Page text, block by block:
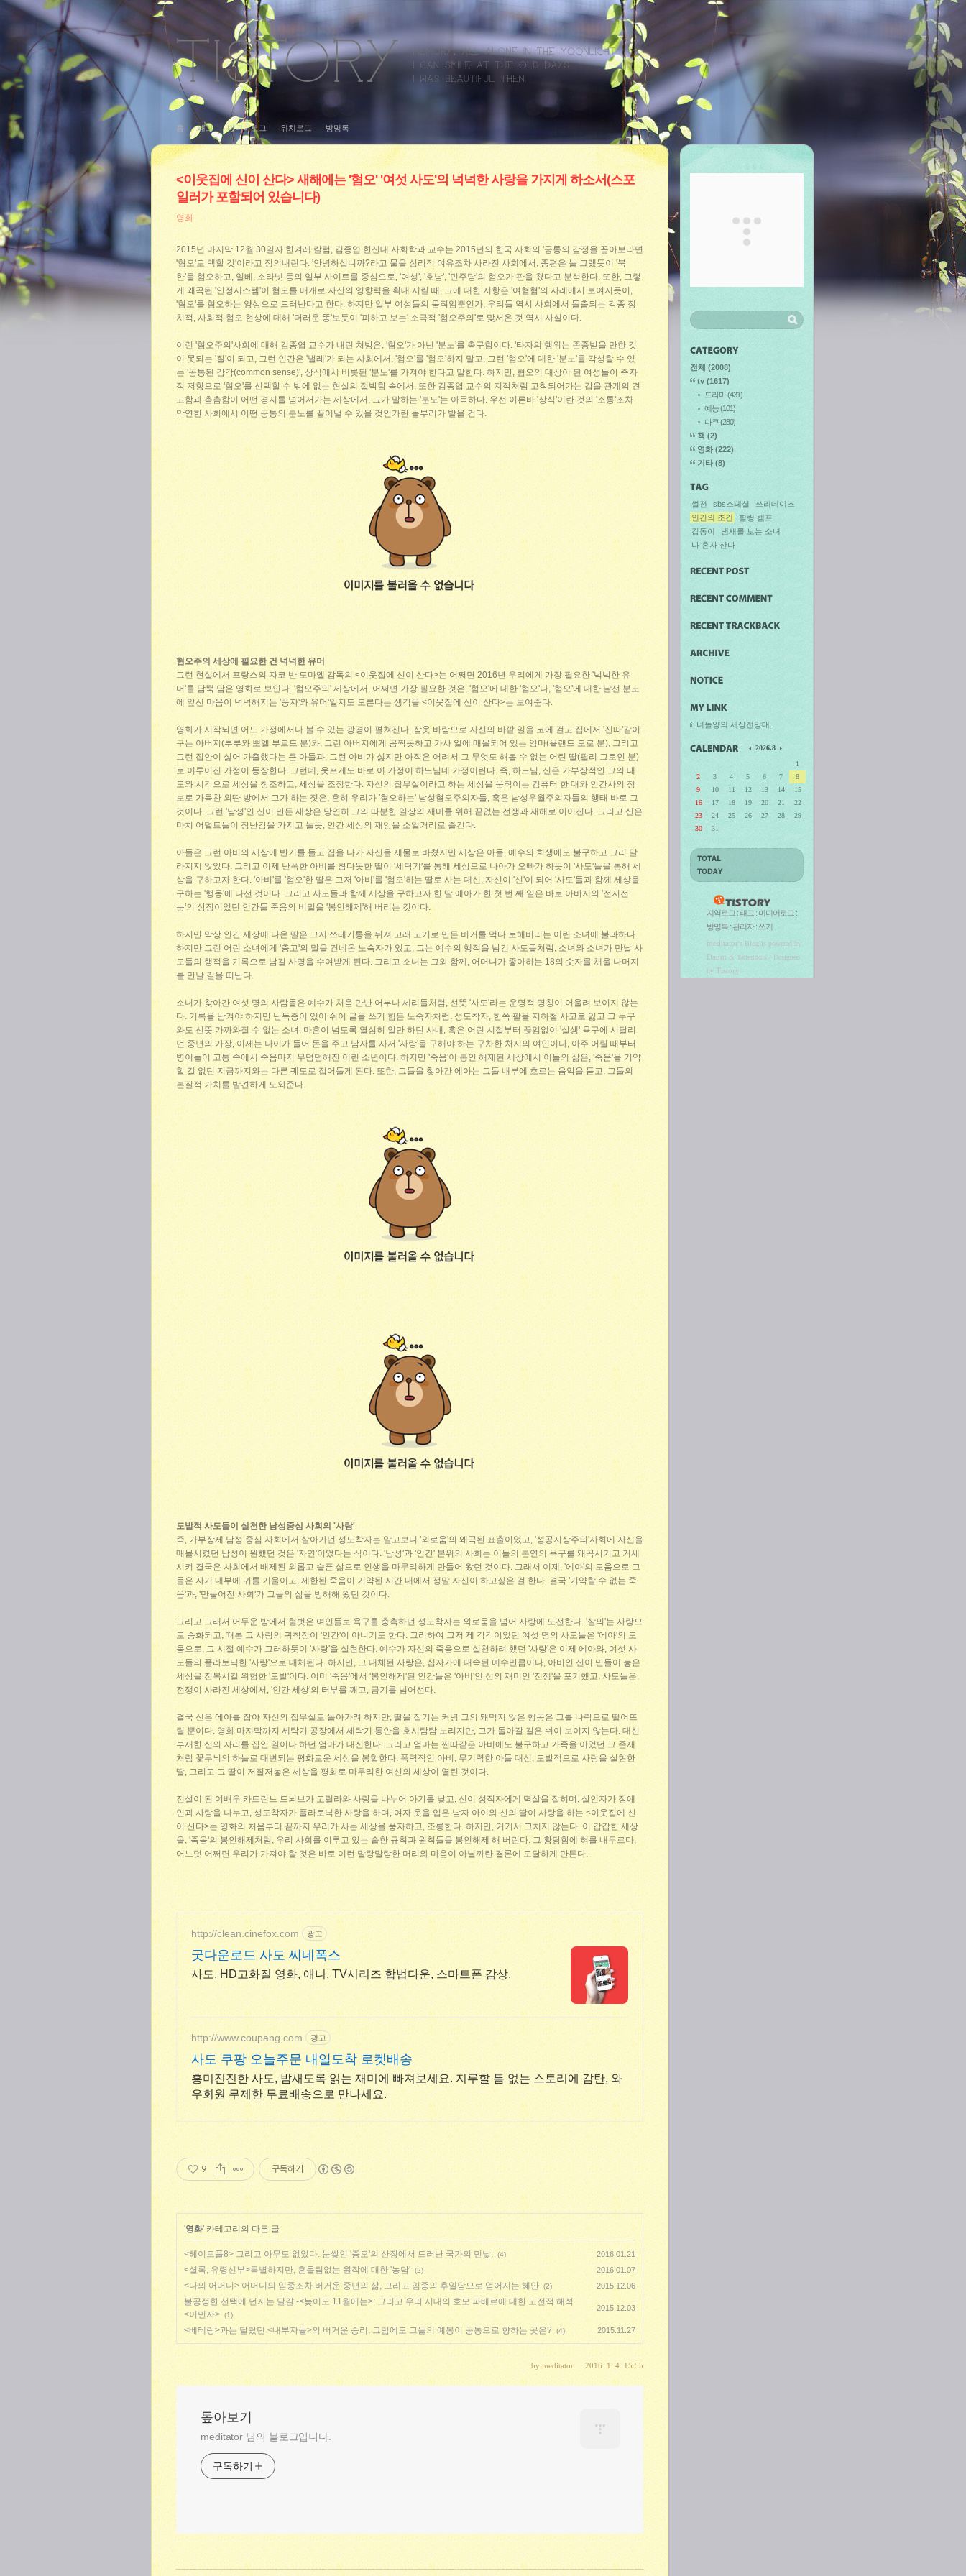
홈 태그 미디어로그 위치로그 방명록
<이웃집에 신이 산다> 새해에는 '혐오' '여섯 사도'의 넉넉한 사랑을 가지게 하소서(스포
일러가 포함되어 있습니다)
영화
2015년 마지막 12월 30일자 한겨레 칼럼, 김종엽 한신대 사회학과 교수는 2015년의 한국 사회의 '공통의 감정을 꼽아보라면
'혐오'로 택할 것'이라고 정의내린다. '안녕하십니까?라고 물을 심리적 여유조차 사라진 사회에서, 종편은 늘 그랬듯이 '북
한'을 혐오하고, 일베, 소라넷 등의 일부 사이트를 중심으로, '여성', '호남', '민주당'의 혐오가 판을 쳤다고 분석한다. 또한, 그렇
게 왜곡된 '인정시스템'이 혐오를 매개로 자신의 영향력을 확대 시킬 때, 그에 대한 저항은 '여혐혐'의 사례에서 보여지듯이,
'혐오'를 혐오하는 양상으로 드러난다고 한다. 하지만 일부 여성들의 움직임뿐인가, 우리들 역시 사회에서 돌출되는 각종 정
치적, 사회적 혐오 현상에 대해 '더러운 똥'보듯이 '피하고 보는' 소극적 '혐오주의'로 맞서온 것 역시 사실이다.
이런 '혐오주의'사회에 대해 김종엽 교수가 내린 처방은, '혐오'가 아닌 '분노'를 촉구함이다. '타자의 행위는 존중받을 만한 것
이 못되는 '질'이 되고, 그런 인간은 '벌레'가 되는 사회에서, '혐오'를 '혐오'하지 말고, 그런 '혐오'에 대한 '분노'를 각성할 수 있
는 '공통된 감각(common sense)', 상식에서 비롯된 '분노'를 가져야 한다고 말한다. 하지만, 혐오의 대상이 된 여성들이 즉자
적 저항으로 '혐오'를 선택할 수 밖에 없는 현실의 절박함 속에서, 또한 김종엽 교수의 지적처럼 고착되어가는 갑을 관계의 견
고함과 촘촘함이 어떤 경지를 넘어서가는 세상에서, 그가 말하는 '분노'는 아득하다. 우선 이른바 '상식'이란 것의 '소통'조차
막연한 사회에서 어떤 공통의 분노를 끌어낼 수 있을 것인가란 돌부리가 발을 건다.
혐오주의 세상에 필요한 건 넉넉한 유머
그런 현실에서 프랑스의 자코 반 도마엘 감독의 <이웃집에 신이 산다>는 어쩌면 2016년 우리에게 가장 필요한 '넉넉한 유
머'를 담뿍 담은 영화로 보인다. '혐오주의' 세상에서, 어쩌면 가장 필요한 것은, '혐오'에 대한 '혐오'나, '혐오'에 대한 날선 분노
에 앞선 마음이 넉넉해지는 '풍자'와 유머'일지도 모른다는 생각을 <이웃집에 신이 산다>는 보여준다.
영화가 시작되면 어느 가정에서나 볼 수 있는 광경이 펼쳐진다. 잠옷 바람으로 자신의 바깥 일을 코에 걸고 집에서 '진따'같이
구는 아버지(부루와 뽀엘 부르드 분)와, 그런 아버지에게 꼼짝못하고 가사 일에 매몰되어 있는 엄마(욜랜드 모로 분), 그리고
그런 집안이 싫어 가출했다는 큰 아들과, 그런 아비가 싫지만 아직은 어려서 그 무엇도 해볼 수 없는 어린 딸(필리 그로인 분)
로 이루어진 가정이 등장한다. 그런데, 웃프게도 바로 이 가정이 하느님네 가정이란다. 즉, 하느님, 신은 가부장적인 그의 태
도와 시각으로 세상을 창조하고, 세상을 조정한다. 자신의 집무실이라고 하는 세상을 움직이는 컴퓨터 한 대와 인간사의 정
보로 가득찬 외딴 방에서 그가 하는 짓은, 흔히 우리가 '혐오하는' 남성혐오주의자들, 혹은 남성우월주의자들의 행태 바로 그
것이다. 그런 '남성'인 신이 만든 세상은 당연히 그의 따분한 일상의 재미를 위해 끝없는 전쟁과 재해로 이어진다. 그리고 신은
마치 어덜트들이 장난감을 가지고 놀듯, 인간 세상의 재앙을 소일거리로 즐긴다.
아들은 그런 아비의 세상에 반기를 들고 집을 나가 자신을 제물로 바쳤지만 세상은 아들, 예수의 희생에도 불구하고 그리 달
라지지 않았다. 그리고 이제 난폭한 아비를 참다못한 딸이 '세탁기'를 통해 세상으로 나아가 오빠가 하듯이 '사도'들을 통해 세
상을 구하고자 한다. '아비'를 '혐오'한 딸은 그저 '아비'를 '혐오'하는 딸로 사는 대신, 자신이 '신'이 되어 '사도'들과 함께 세상을
구하는 '행동'에 나선 것이다. 그리고 사도들과 함께 세상을 구하고자 한 딸 에아가 한 첫 번 째 일은 바로 아버지의 '전지전
능'의 상징이었던 인간들 죽음의 비밀을 '봉인해제'해 버리는 것이다.
하지만 막상 인간 세상에 나온 딸은 그저 쓰레기통을 뒤져 고래 고기로 만든 버거를 먹다 토해버리는 어린 소녀에 불과하다.
하지만 그런 어린 소녀에게 '충고'의 말을 건네온 노숙자가 있고, 그는 예수의 행적을 남긴 사도들처럼, 소녀와 소녀가 만날 사
도들의 행적을 기록으로 남길 사명을 수여받게 된다. 그리고 소녀는 그와 함께, 어머니가 좋아하는 18의 숫자를 채울 나머지
를 만날 길을 떠난다.
소녀가 찾아간 여섯 명의 사람들은 예수가 처음 만난 어부나 세리들처럼, 선뜻 '사도'라는 운명적 명칭이 어울려 보이지 않는
다. 기록을 남겨야 하지만 난독증이 있어 쉬이 글을 쓰기 힘든 노숙자처럼, 성도착자, 한쪽 팔을 지하철 사고로 잃고 그 누구
와도 선뜻 가까와질 수 없는 소녀, 마흔이 넘도록 열심히 일만 하던 사내, 혹은 어린 시절부터 끊임없이 '살생' 욕구에 시달리
던 중년의 가장, 이제는 나이가 들어 돈을 주고 남자를 사서 '사랑'을 구해야 하는 구차한 처지의 여인이나, 아주 어릴 때부터
병이들어 고통 속에서 죽음마저 무덤덤해진 어린 소년이다. 하지만 '죽음'이 봉인 해제된 세상에서 이들의 삶은, '죽음'을 기약
할 길 없던 지금까지와는 다른 궤도로 접어들게 된다. 또한, 그들을 찾아간 에아는 그들 내부에 흐르는 음악을 듣고, 그들의
본질적 가치를 발견하게 도와준다.
도발적 사도들이 실천한 남성중심 사회의 '사랑'
즉, 가부장제 남성 중심 사회에서 살아가던 성도착자는 알고보니 '외로움'의 왜곡된 표출이었고, '성공지상주의'사회에 자신을
매몰시켰던 남성이 원했던 것은 '자연'이었다는 식이다. '남성'과 '인간' 본위의 사회는 이들의 본연의 욕구를 왜곡시키고 거세
시켜 결국은 사회에서 배제된 외롭고 슬픈 삶으로 인생을 마무리하게 만들어 왔던 것이다. 그래서 이제, '에아'의 도움으로 그
들은 자기 내부에 귀를 기울이고, 제한된 죽음이 기약된 시간 내에서 정말 자신이 하고싶은 걸 한다. 결국 '기약할 수 없는 죽
음'과, '만들어진 사회'가 그들의 삶을 방해해 왔던 것이다.
그리고 그래서 어두운 방에서 헐벗은 여인들로 욕구를 충촉하던 성도착자는 외로움을 넘어 사랑에 도전한다. '살의'는 사랑으
로 승화되고, 때론 그 사랑의 귀착점이 '인간'이 아니기도 한다. 그리하여 그저 제 각각이었던 여섯 명의 사도들은 '에아'의 도
움으로, 그 시절 예수가 그러하듯이 '사랑'을 실현한다. 예수가 자신의 죽음으로 실천하려 했던 '사랑'은 이제 에아와, 여섯 사
도들의 플라토닉한 '사랑'으로 대체된다. 하지만, 그 대체된 사랑은, 십자가에 대속된 예수만큼이나, 아비인 신이 만들어 놓은
세상을 전복시킬 위험한 '도발'이다. 이미 '죽음'에서 '봉인해제'된 인간들은 '아비'인 신의 재미인 '전쟁'을 포기했고, 사도들은,
전쟁이 사라진 세상에서, '인간 세상'의 터부를 깨고, 금기를 넘어선다.
결국 신은 에아를 잡아 자신의 집무실로 돌아가려 하지만, 딸을 잡기는 커녕 그의 돼먹지 않은 행동은 그를 나락으로 떨어뜨
릴 뿐이다. 영화 마지막까지 세탁기 공장에서 세탁기 통안을 호시탐탐 노리지만, 그가 돌아갈 길은 쉬이 보이지 않는다. 대신
부재한 신의 자리를 집안 일이나 하던 엄마가 대신한다. 그리고 엄마는 찐따같은 아비에도 불구하고 가족을 이었던 그 존재
처럼 꽃무늬의 하늘로 대변되는 평화로운 세상을 봉합한다. 폭력적인 아비, 무기력한 아들 대신, 도발적으로 사랑을 실현한
딸, 그리고 그 딸이 저질저놓은 세상을 평화로 마무리한 여신의 세상이 열린 것이다.
전설이 된 여배우 카트린느 드뇌브가 고릴라와 사랑을 나누어 아기를 낳고, 신이 성직자에게 멱살을 잡히며, 살인자가 장애
인과 사랑을 나누고, 성도착자가 플라토닉한 사랑을 하며, 여자 옷을 입은 남자 아이와 신의 딸이 사랑을 하는 <이웃집에 신
이 산다>는 영화의 처음부터 끝까지 우리가 사는 세상을 풍자하고, 조롱한다. 하지만, 거기서 그치지 않는다. 이 갑갑한 세상
을, '죽음'의 봉인해제처럼, 우리 사회를 이루고 있는 숱한 규칙과 원칙들을 봉인해제 해 버린다. 그 황당함에 혀를 내두르다,
어느덧 어쩌면 우리가 가져야 할 것은 바로 이런 말랑말랑한 머리와 마음이 아닐까란 결론에 도달하게 만든다.
http://clean.cinefox.com 광고
굿다운로드 사도 씨네폭스
사도, HD고화질 영화, 애니, TV시리즈 합법다운, 스마트폰 감상.
http://www.coupang.com 광고
사도 쿠팡 오늘주문 내일도착 로켓배송
흥미진진한 사도, 밤새도록 읽는 재미에 빠져보세요. 지루할 틈 없는 스토리에 감탄, 와
우회원 무제한 무료배송으로 만나세요.
9 구독하기
'영화' 카테고리의 다른 글
<헤이트풀8> 그리고 아무도 없었다. 눈쌓인 '증오'의 산장에서 드러난 국가의 민낯, (4) 2016.01.21
<셜록; 유령신부>특별하지만, 흔들림없는 원작에 대한 '농담' (2) 2016.01.07
<나의 어머니> 어머니의 임종조차 버거운 중년의 삶, 그리고 임종의 후일담으로 얻어지는 혜안 (2) 2015.12.06
불공정한 선택에 던지는 달걀 -<늦어도 11월에는>; 그리고 우리 시대의 호모 파베르에 대한 고전적 해석
<이민자> (1)
2015.12.03
<베테랑>과는 달랐던 <내부자들>의 버거운 승리, 그럼에도 그들의 예봉이 공통으로 향하는 곳은? (4) 2015.11.27
bymeditator 2016. 1. 4. 15:55
톺아보기
meditator 님의 블로그입니다.
구독하기
전체 (2008)
tv (1617)
드라마(431)
예능(101)
다큐(280)
책 (2)
영화(222)
기타 (8)
썰전 sbs스페셜
쓰리데이즈
인간의 조건
힐링 캠프
갑동이
냄새를 보는 소녀
나 혼자 산다
너돌양의 세상전망대.
2026.8
1
2
3 4 5 6 7
8
9
10 11 12 13 14
15
16
17 18 19 20 21
22
23
24 25 26 27 28
29
30
31
지역로그 :태그 : 미디어로그 :
방명록 :관리자: 쓰기
meditator's Blog is powered by
Daum & Tattertools / Designed
by Tistory